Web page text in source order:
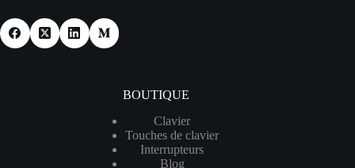
BOUTIQUE
Clavier
Touches de clavier
Interrupteurs
Blog